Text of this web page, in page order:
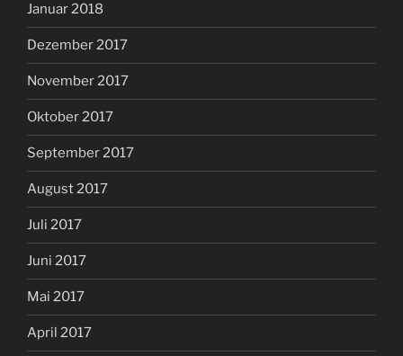
Januar 2018
Dezember 2017
November 2017
Oktober 2017
September 2017
August 2017
Juli 2017
Juni 2017
Mai 2017
April 2017